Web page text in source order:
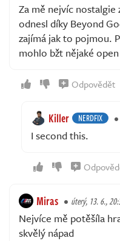
Za mě nejvíc
odnesl díky Beyond
zajímá jak to pojmou.
mohlo bžt nějaké
Odpovědět
Killer NERDFIX
I second this.
Miras úterý, 13. 6.,
Nejvíce mě potěšíla
skvělý nápad